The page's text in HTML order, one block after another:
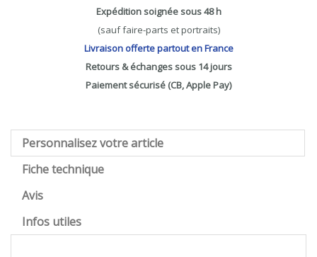
Expédition soignée sous 48 h
(sauf faire-parts et portraits)
Livraison offerte partout en France
Retours & échanges sous 14 jours
Paiement sécurisé (CB, Apple Pay)
Personnalisez votre article
Fiche technique
Avis
Infos utiles